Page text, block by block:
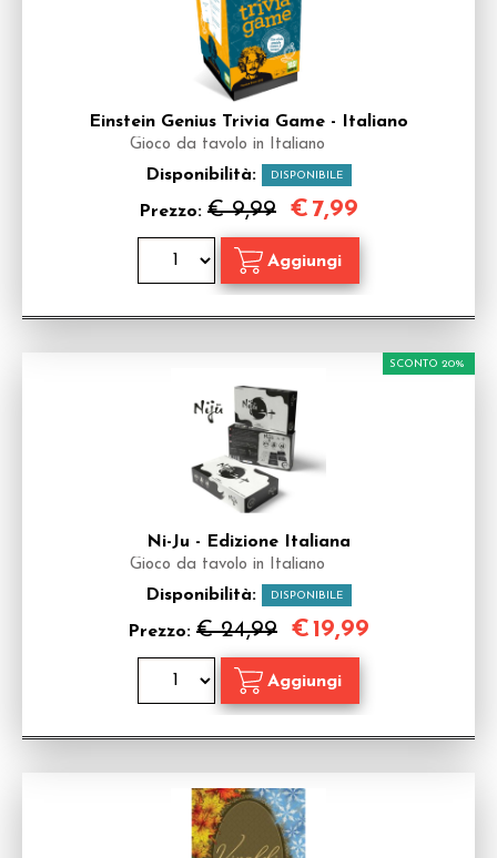
Einstein Genius Trivia Game - Italiano
Gioco da tavolo in Italiano
Disponibilità: DISPONIBILE
Prezzo: € 9,99 € 7,99
Ni-Ju - Edizione Italiana
Gioco da tavolo in Italiano
Disponibilità: DISPONIBILE
Prezzo: € 24,99
SCONTO 20%
€19,99